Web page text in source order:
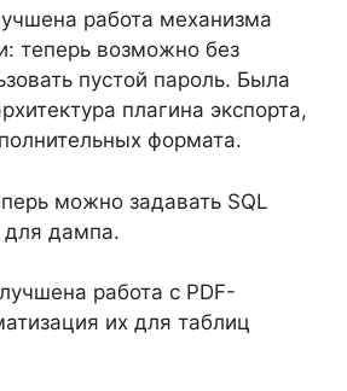
работа механизма
теперь возможно без
пустой пароль. Была
плагина экспорта,
формата.
можно задавать SQL
для дампа.
работа с PDF-
их для таблиц